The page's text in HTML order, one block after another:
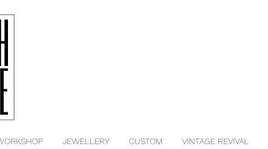
JEWELLERY CUSTOM VINTAGE REVIVAL